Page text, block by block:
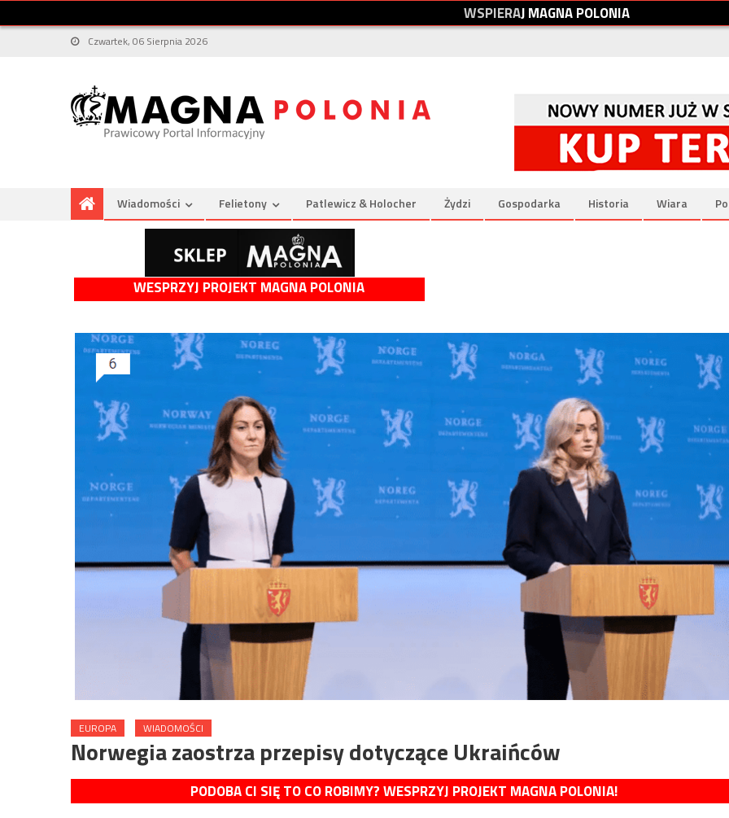
WSPIERAJMAGNAPOLONIA
Czwartek, 06 Sierpnia 2026
Wiadomości Felietony Patlewicz & Holocher Żydzi Gospodarka Historia Wiara
WESPRZYJ PROJEKT MAGNA POLONIA
EUROPA WIADOMOŚCI
Norwegia zaostrza przepisy dotyczące Ukraińców
PODOBA CI SIĘ TO CO ROBIMY? WESPRZYJ PROJEKT MAGNA POLONIA!